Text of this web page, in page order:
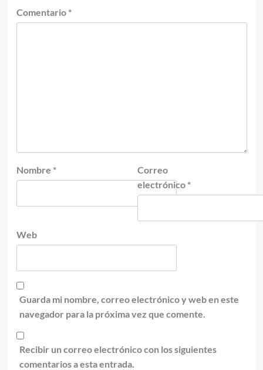
Comentario *
Nombre *
Correo
electrónico *
Web
Guarda mi nombre, correo electrónico y web en este
navegador para la próxima vez que comente.
Recibir un correo electrónico con los siguientes
comentarios a esta entrada.